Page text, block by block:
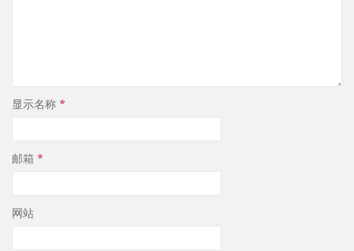
显示名称 *
邮箱 *
网站